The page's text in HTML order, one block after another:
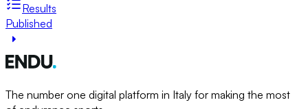
Results
Published
The number one digital platform in Italy for making the most